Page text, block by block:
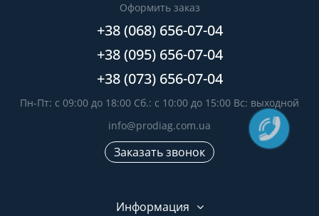
Оформить заказ
+38 (068) 656-07-04
+38 (095) 656-07-04
+38 (073) 656-07-04
Пн-Пт: с 09:00 до 18:00 Сб.: с 10:00 до 15:00 Вс: выходной
info@prodiag.com.ua
Заказать звонок
Информация